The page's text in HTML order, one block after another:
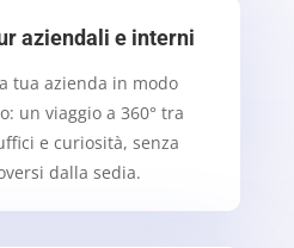
aziendali e interni
tua azienda in modo
un viaggio a 360° tra
e curiosità, senza
dalla sedia.